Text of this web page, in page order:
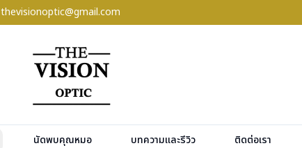
thevisionoptic@gmail.com
นัดพบคุณหมอ บทความและรีวิว ติดต่อเรา